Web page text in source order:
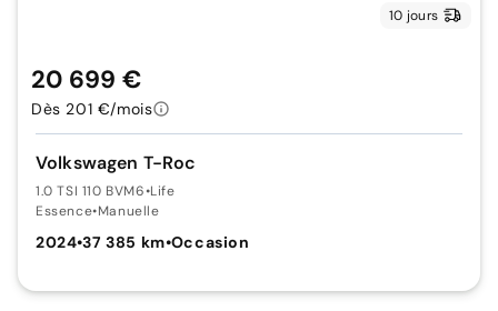
10 jours
Volkswagen T-Roc
1.0 TSI 110 BVM6•Life
Essence•Manuelle
2024•37 385 km•Occasion
20 699 €
Dès 201 €/mois